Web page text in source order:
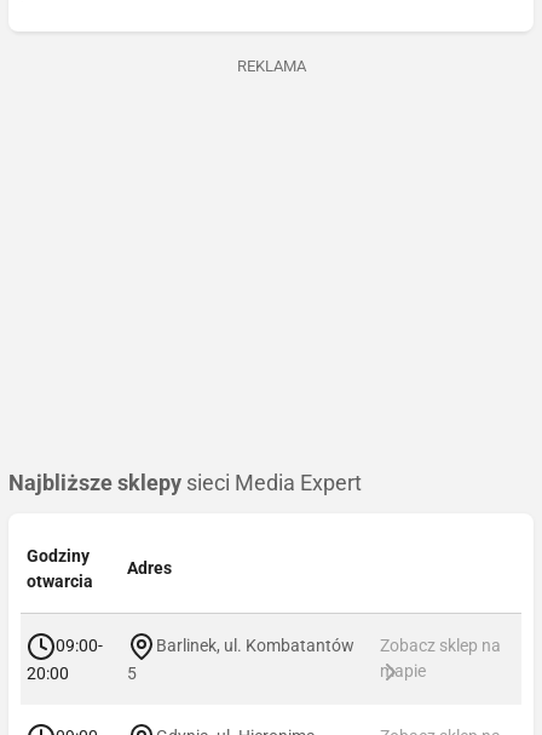
REKLAMA
Najbliższe sklepy sieci Media Expert
Godziny
otwarcia
Adres
09:00-
20:00
Barlinek, ul. Kombatantów
5
Zobacz sklep na
mapie